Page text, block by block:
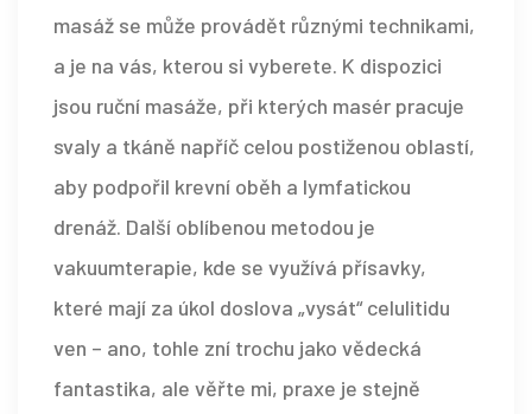
masáž se může provádět různými technikami,
a je na vás, kterou si vyberete. K dispozici
jsou ruční masáže, při kterých masér pracuje
svaly a tkáně napříč celou postiženou oblastí,
aby podpořil krevní oběh a lymfatickou
drenáž. Další oblíbenou metodou je
vakuumterapie, kde se využívá přísavky,
které mají za úkol doslova „vysát“ celulitidu
ven – ano, tohle zní trochu jako vědecká
fantastika, ale věřte mi, praxe je stejně